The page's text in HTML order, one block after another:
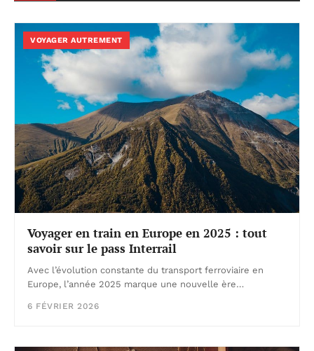
VOYAGER AUTREMENT
Voyager en train en Europe en 2025 : tout
savoir sur le pass Interrail
Avec l’évolution constante du transport ferroviaire en
Europe, l’année 2025 marque une nouvelle ère…
6 FÉVRIER 2026